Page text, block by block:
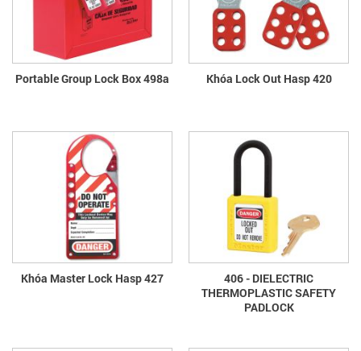
Portable Group Lock Box 498a Khóa Lock Out Hasp 420
Khóa Master Lock Hasp 427
406 - DIELECTRIC
THERMOPLASTIC SAFETY
PADLOCK